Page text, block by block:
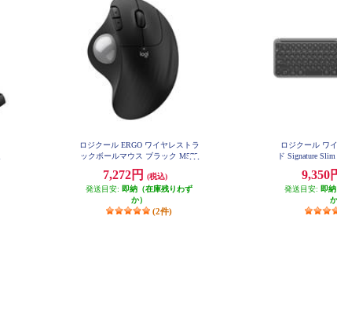
ロジクール ERGO ワイヤレストラ
ックボールマウス ブラック M575
7,272円
(税込)
発送目安: 即納（在庫残りわず
か）
(2件)
ロジクール ワ
ド Signature
9,350
発送目安: 即
か